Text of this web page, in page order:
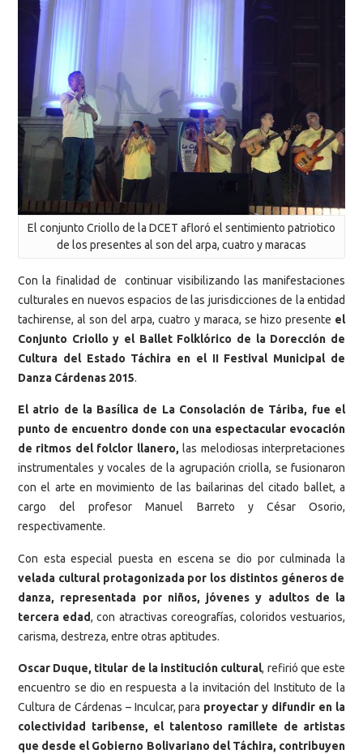
El conjunto Criollo de la DCET afloró el sentimiento patriotico
de los presentes al son del arpa, cuatro y maracas
Con la finalidad de continuar visibilizando las manifestaciones
culturales en nuevos espacios de las jurisdicciones de la entidad
tachirense, al son del arpa, cuatro y maraca, se hizo presente el
Conjunto Criollo y el Ballet Folklórico de la Dorección de
Cultura del Estado Táchira en el II Festival Municipal de
Danza Cárdenas 2015.
El atrio de la Basílica de La Consolación de Táriba, fue el
punto de encuentro donde con una espectacular evocación
de ritmos del folclor llanero, las melodiosas interpretaciones
instrumentales y vocales de la agrupación criolla, se fusionaron
con el arte en movimiento de las bailarinas del citado ballet, a
cargo del profesor Manuel Barreto y César Osorio,
respectivamente.
Con esta especial puesta en escena se dio por culminada la
velada cultural protagonizada por los distintos géneros de
danza, representada por niños, jóvenes y adultos de la
tercera edad, con atractivas coreografías, coloridos vestuarios,
carisma, destreza, entre otras aptitudes.
Oscar Duque, titular de la institución cultural, refirió que este
encuentro se dio en respuesta a la invitación del Instituto de la
Cultura de Cárdenas – Inculcar, para proyectar y difundir en la
colectividad taribense, el talentoso ramillete de artistas
que desde el Gobierno Bolivariano del Táchira, contribuyen